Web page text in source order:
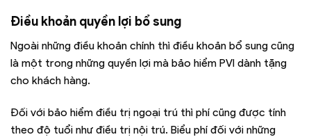
Điều khoản quyền lợi bổ sung
Ngoài những điều khoản chính thì điều khoản bổ sung cũng
là một trong những quyền lợi mà bảo hiểm PVI dành tặng
cho khách hàng.
Đối với bảo hiểm điều trị ngoại trú thì phí cũng được tính
theo độ tuổi như điều trị nội trú. Biểu phí đối với những